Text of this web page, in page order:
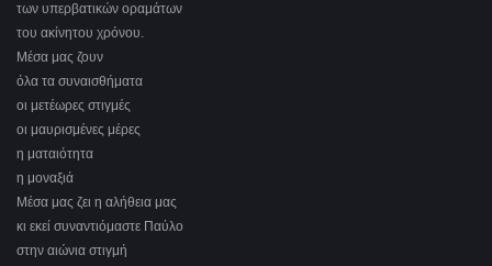
των υπερβατικών οραμάτων
του ακίνητου χρόνου.
Μέσα μας ζουν
όλα τα συναισθήματα
οι μετέωρες στιγμές
οι μαυρισμένες μέρες
η ματαιότητα
η μοναξιά
Μέσα μας ζει η αλήθεια μας
κι εκεί συναντιόμαστε Παύλο
στην αιώνια στιγμή